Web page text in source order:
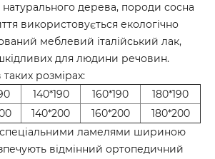
натурального дерева, породи сосна
використовується екологічно
меблевий італійський лак,
для людини речовин.
розмірах:
140*190 160*190
180*190
140*200 160*200
180*200
ламелями шириною
відмінний ортопедичний